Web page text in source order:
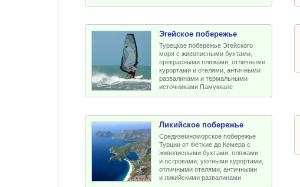
Эгейское побережье
Турецкое побережье Эгейского
моря с живописными бухтами,
прекрасными пляжами, отличными
курортами и отелями, античными
развалинами и термальными
источниками Памуккале
Ликийское побережье
Средиземноморское побережье
Турции от Фетхие до Кемера с
живописными бухтами, пляжами
и островами, уютными курортами,
отличными отелями, античными
и ликийскими развалинами